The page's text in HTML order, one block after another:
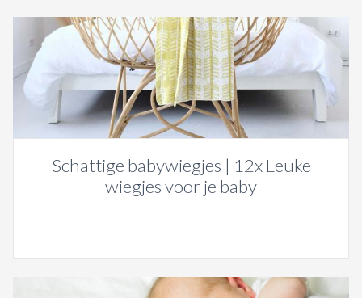
Schattige babywiegjes | 12x Leuke
wiegjes voor je baby